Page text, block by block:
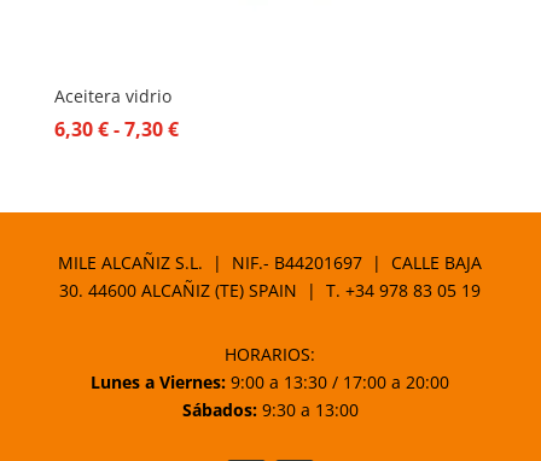
Aceitera vidrio
6,30€-7,30€Rango
6,30 €
hasta
MILE ALCAÑIZ S.L. | NIF.- B44201697 | CALLE BAJA
30. 44600 ALCAÑIZ (TE) SPAIN | T.+34 978 83 05 19
HORARIOS:
Lunes a Viernes: 9:00 a 13:30 / 17:00 a 20:00
Sábados:9:30 a 13:00